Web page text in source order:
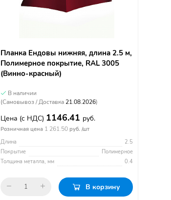
Планка Ендовы нижняя, длина 2.5 м,
Полимерное покрытие, RAL 3005
(Винно-красный)
В наличии
(Самовывоз / Доставка 21.08.2026)
Цена (с НДС) 1146.41 руб.
Розничная цена 1 261.50руб. /шт
Длина
2.5
Покрытие
Полимерное
Толщина металла, мм
0.4
В корзину